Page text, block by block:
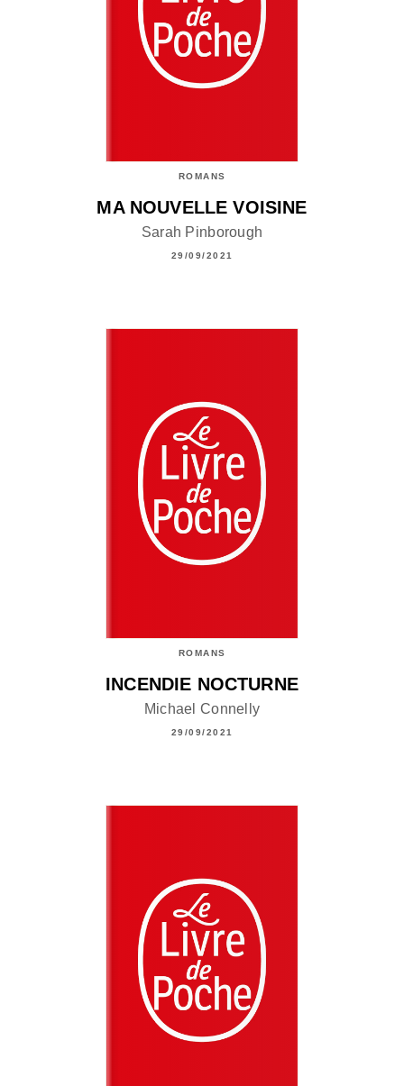
ROMANS
MA NOUVELLE VOISINE
Sarah Pinborough
29/09/2021
ROMANS
INCENDIE NOCTURNE
Michael Connelly
29/09/2021